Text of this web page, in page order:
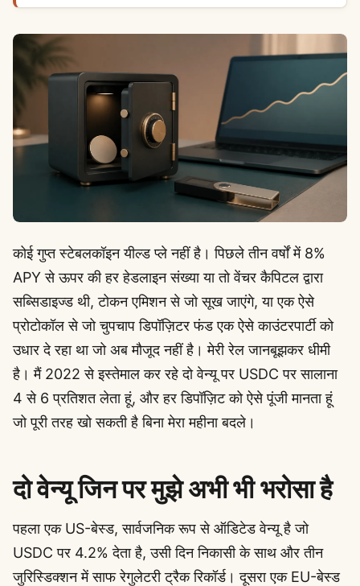
कोई गुप्त स्टेबलकॉइन यील्ड प्ले नहीं है। पिछले तीन वर्षों में 8%
APY से ऊपर की हर हेडलाइन संख्या या तो वेंचर कैपिटल द्वारा
सब्सिडाइज्ड थी, टोकन एमिशन से जो सूख जाएंगे, या एक ऐसे
प्रोटोकॉल से जो चुपचाप डिपॉज़िटर फंड एक ऐसे काउंटरपार्टी को
उधार दे रहा था जो अब मौजूद नहीं है। मेरी रेल जानबूझकर धीमी
है। मैं 2022 से इस्तेमाल कर रहे दो वेन्यू पर USDC पर सालाना
4 से 6 प्रतिशत लेता हूं, और हर डिपॉज़िट को ऐसे पूंजी मानता हूं
जो पूरी तरह खो सकती है बिना मेरा महीना बदले।
दो वेन्यू जिन पर मुझे अभी भी भरोसा है
पहला एक US-बेस्ड, सार्वजनिक रूप से ऑडिटेड वेन्यू है जो
USDC पर 4.2% देता है, उसी दिन निकासी के साथ और तीन
जुरिस्डिक्शन में साफ रेगुलेटरी ट्रैक रिकॉर्ड। दूसरा एक EU-बेस्ड